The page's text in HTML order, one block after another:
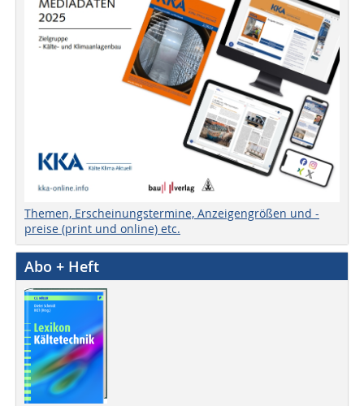
Themen, Erscheinungstermine, Anzeigengrößen und -
preise (print und online) etc.
Abo + Heft